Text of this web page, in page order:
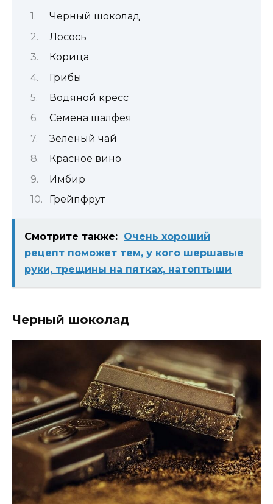
Черный шоколад
Лосось
Корица
Грибы
Водяной кресс
Семена шалфея
Зеленый чай
Красное вино
Имбир
Грейпфрут
Смотрите также: Очень хороший
рецепт поможет тем, у кого шершавые
руки, трещины на пятках, натоптыши
Черный шоколад